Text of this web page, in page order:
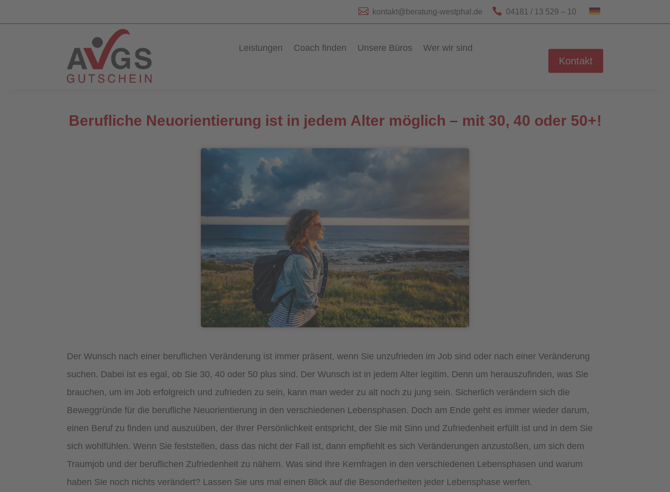
 kontakt@beratung-westphal.de  04181 / 13 529 – 10
Leistungen Coach finden Unsere Büros Wer wir sind
Kontakt
Berufliche Neuorientierung ist in jedem Alter möglich – mit 30, 40 oder 50+!
Der Wunsch nach einer beruflichen Veränderung ist immer präsent, wenn Sie unzufrieden im Job sind oder nach einer Veränderung
suchen. Dabei ist es egal, ob Sie 30, 40 oder 50 plus sind. Der Wunsch ist in jedem Alter legitim. Denn um herauszufinden, was Sie
brauchen, um im Job erfolgreich und zufrieden zu sein, kann man weder zu alt noch zu jung sein. Sicherlich verändern sich die
Beweggründe für die berufliche Neuorientierung in den verschiedenen Lebensphasen. Doch am Ende geht es immer wieder darum,
einen Beruf zu finden und auszuüben, der Ihrer Persönlichkeit entspricht, der Sie mit Sinn und Zufriedenheit erfüllt ist und in dem Sie
sich wohlfühlen. Wenn Sie feststellen, dass das nicht der Fall ist, dann empfiehlt es sich Veränderungen anzustoßen, um sich dem
Traumjob und der beruflichen Zufriedenheit zu nähern. Was sind Ihre Kernfragen in den verschiedenen Lebensphasen und warum
haben Sie noch nichts verändert? Lassen Sie uns mal einen Blick auf die Besonderheiten jeder Lebensphase werfen.